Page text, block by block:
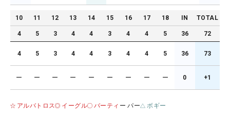
10 11 12 13 14 15 16 17 18 IN TOTAL
4 5 3 4 4 3 4 4 5 36 72
4 5 3 4 4 3 4 4 5 36 73
ー ー ー ー ー ー ー ー ー 0 +1
アルバトロス イーグル バーティ ー パー ボギー